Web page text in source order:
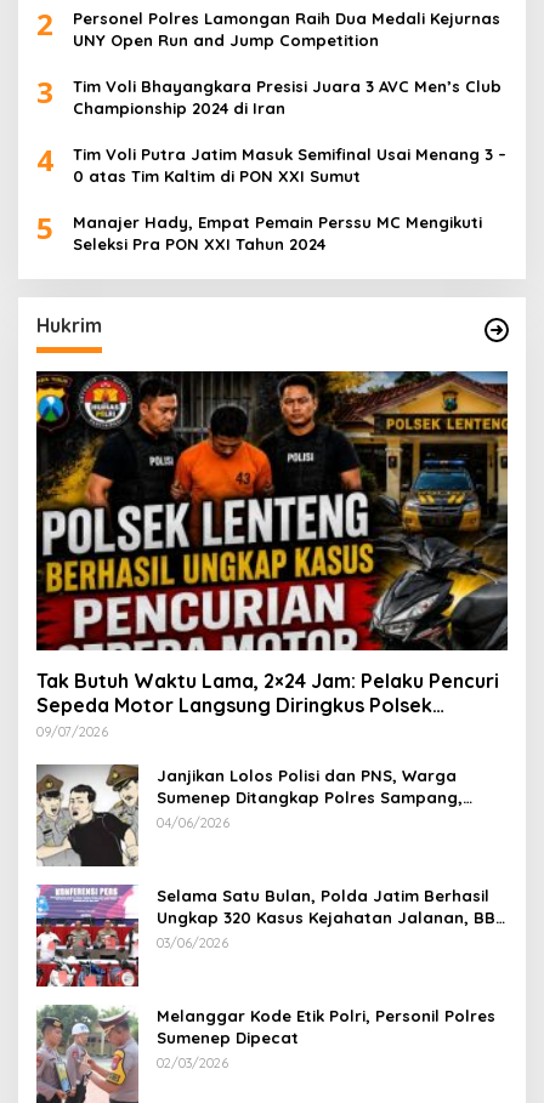
2
Personel Polres Lamongan Raih Dua Medali Kejurnas
UNY Open Run and Jump Competition
3
Tim Voli Bhayangkara Presisi Juara 3 AVC Men’s Club
Championship 2024 di Iran
4
Tim Voli Putra Jatim Masuk Semifinal Usai Menang 3 –
0 atas Tim Kaltim di PON XXI Sumut
5
Manajer Hady, Empat Pemain Perssu MC Mengikuti
Seleksi Pra PON XXI Tahun 2024
Hukrim
Tak Butuh Waktu Lama, 2×24 Jam: Pelaku Pencuri
Sepeda Motor Langsung Diringkus Polsek
Lenteng di Wilayah Manding
09/07/2026
Janjikan Lolos Polisi dan PNS, Warga
Sumenep Ditangkap Polres Sampang,
Korban Rugi Rp 600 juta
04/06/2026
Selama Satu Bulan, Polda Jatim Berhasil
Ungkap 320 Kasus Kejahatan Jalanan, BB
100 Sepeda Motor dan 12 Mobil Diamankan
03/06/2026
Melanggar Kode Etik Polri, Personil Polres
Sumenep Dipecat
02/03/2026